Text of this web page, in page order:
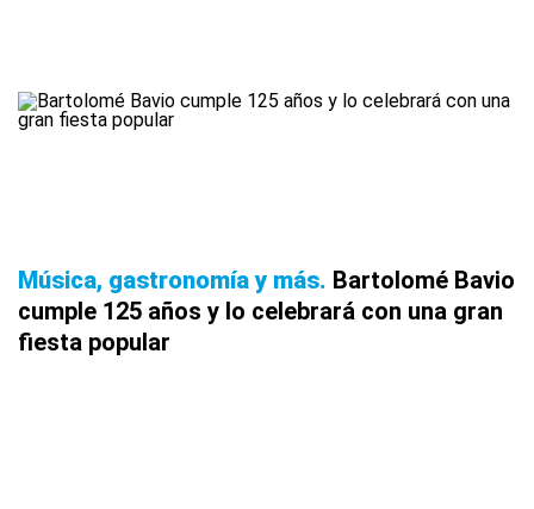
Música, gastronomía y más Bartolomé Bavio
cumple 125 años y lo celebrará con una gran
fiesta popular